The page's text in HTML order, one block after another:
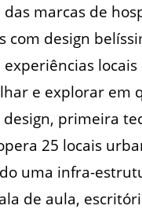
das marcas de
com design
e explorar em
primeira
25 locais
uma infra-
de aula,